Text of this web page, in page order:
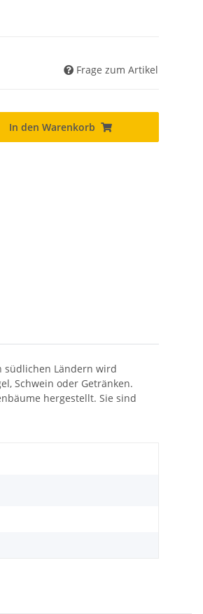
Frage zum Artikel
In den Warenkorb
südlichen Ländern wird
Schwein oder Getränken.
hergestellt. Sie sind